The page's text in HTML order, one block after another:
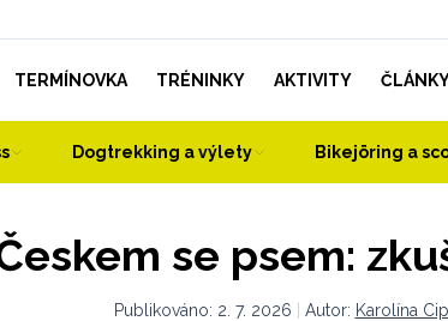
TERMÍNOVKA TRÉNINKY AKTIVITY
Dogtrekking a výlety Bikejöring a
se psem:
Publikováno: 2. 7. 2026 Autor: Karolína